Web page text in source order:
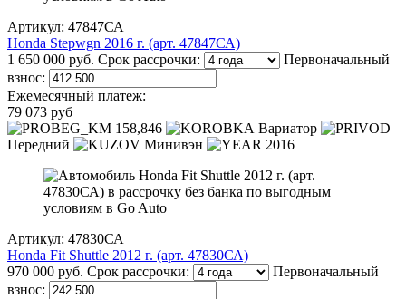
Артикул: 47847СА
Honda Stepwgn 2016 г. (арт. 47847СА)
1 650 000 руб. Срок рассрочки:
Первоначальный
взнос:
Ежемесячный платеж:
79 073 руб
158,846
Вариатор
Передний
Минивэн 2016
Артикул: 47830СА
Honda Fit Shuttle 2012 г. (арт. 47830СА)
970 000 руб. Срок рассрочки:
Первоначальный
взнос: